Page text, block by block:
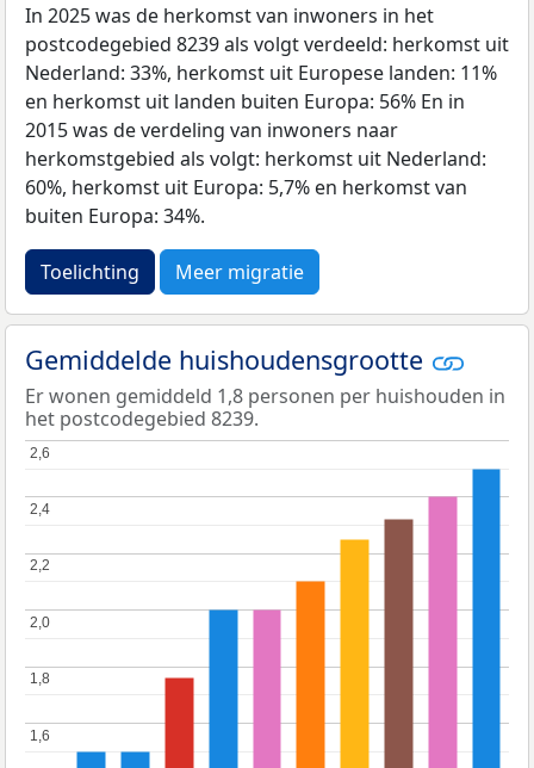
In 2025 was de herkomst van inwoners in het
postcodegebied 8239 als volgt verdeeld: herkomst uit
Nederland: 33%, herkomst uit Europese landen: 11%
en herkomst uit landen buiten Europa: 56% En in
2015 was de verdeling van inwoners naar
herkomstgebied als volgt: herkomst uit Nederland:
60%, herkomst uit Europa: 5,7% en herkomst van
buiten Europa: 34%.
Toelichting Meer migratie
Gemiddelde huishoudensgrootte
Er wonen gemiddeld 1,8 personen per huishouden in
het postcodegebied 8239.
1,6
1,6
1,8
1,8
2,0
2,0
2,2
2,2
2,4
2,4
2,6
2,6